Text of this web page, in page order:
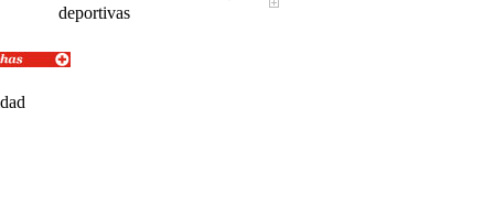
deportivas